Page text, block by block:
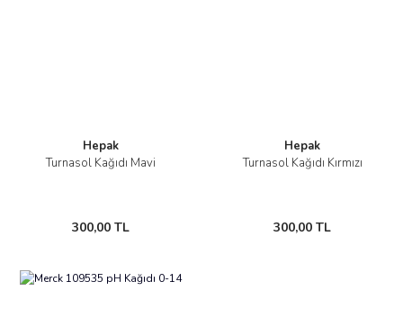
Hepak
Turnasol Kağıdı Mavi
300,00 TL
Hepak
Turnasol Kağıdı Kırmızı
300,00 TL